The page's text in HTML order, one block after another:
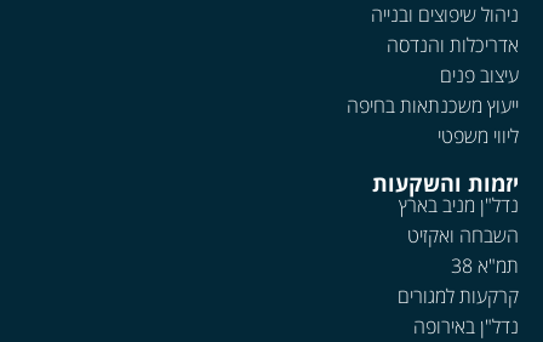
ניהול שיפוצים ובנייה
אדריכלות והנדסה
עיצוב פנים
ייעוץ משכנתאות בחיפה
ליווי משפטי
יזמות והשקעות
נדל"ן מניב בארץ
השבחה ואקזיט
תמ"א 38
קרקעות למגורים
נדל"ן באירופה